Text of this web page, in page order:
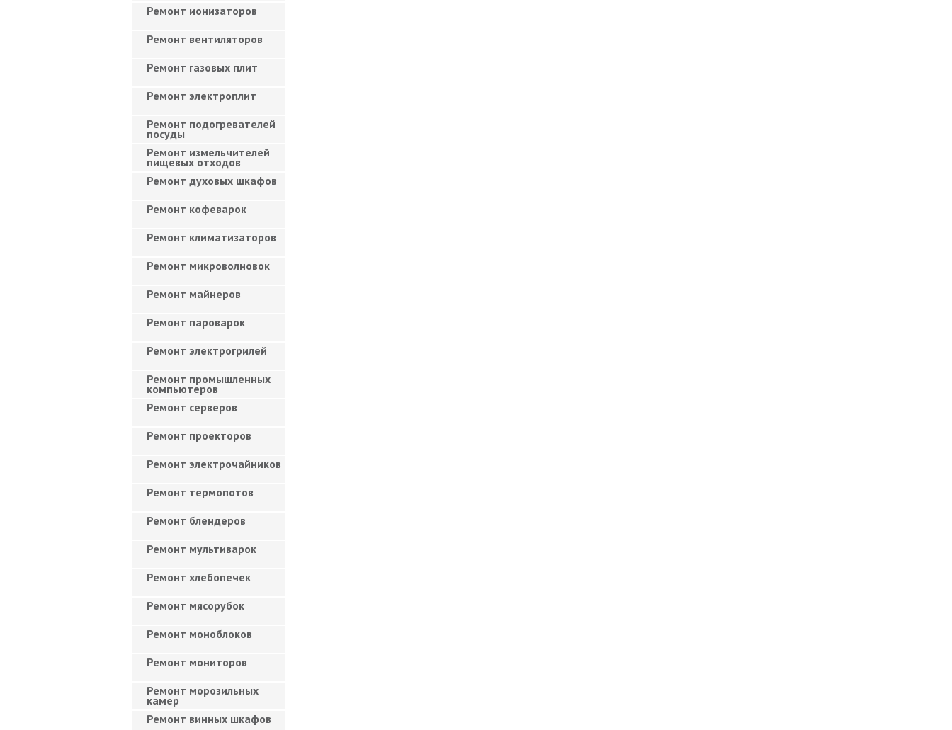
Ремонт ионизаторов
Ремонт вентиляторов
Ремонт газовых плит
Ремонт электроплит
Ремонт подогревателей
посуды
Ремонт измельчителей
пищевых отходов
Ремонт духовых шкафов
Ремонт кофеварок
Ремонт климатизаторов
Ремонт микроволновок
Ремонт майнеров
Ремонт пароварок
Ремонт электрогрилей
Ремонт промышленных
компьютеров
Ремонт серверов
Ремонт проекторов
Ремонт электрочайников
Ремонт термопотов
Ремонт блендеров
Ремонт мультиварок
Ремонт хлебопечек
Ремонт мясорубок
Ремонт моноблоков
Ремонт мониторов
Ремонт морозильных
камер
Ремонт винных шкафов